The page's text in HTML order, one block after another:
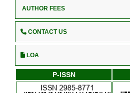
AUTHOR FEES
CONTACT US
LOA
P-ISSN